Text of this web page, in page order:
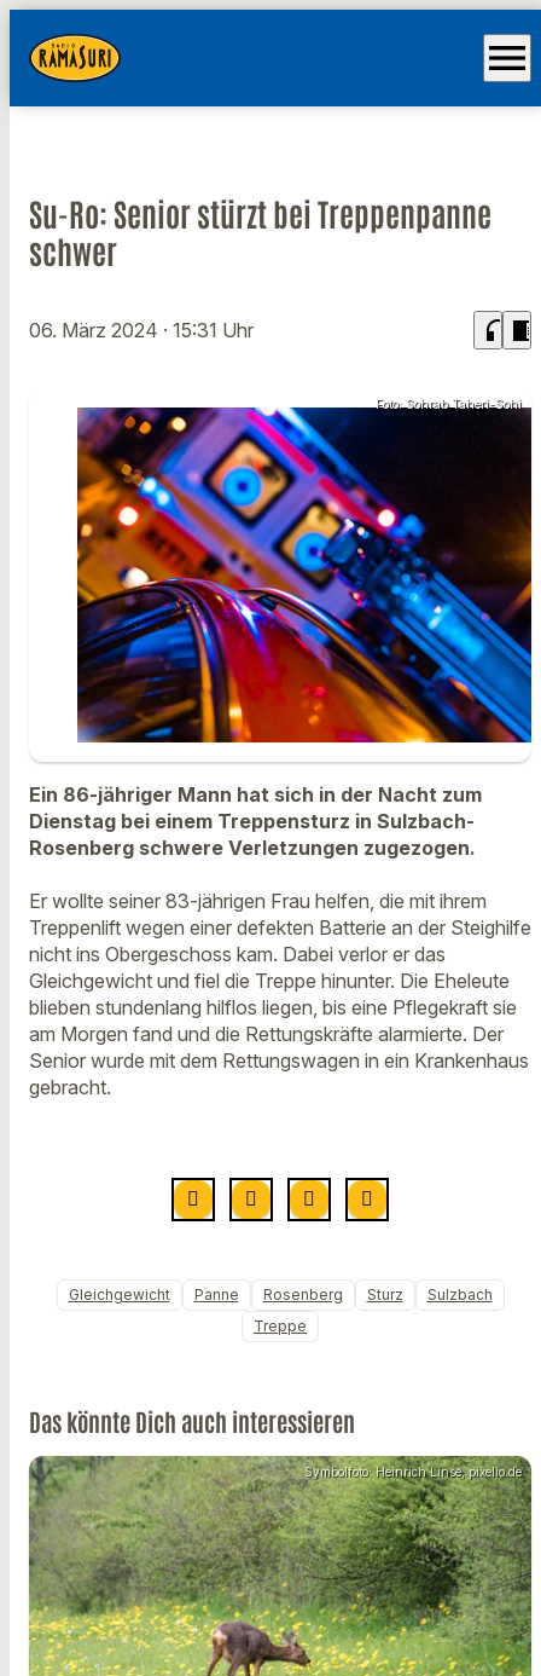
menu
Su-Ro: Senior stürzt bei Treppenpanne
schwer
06. März 2024 · 15:31 Uhr headphones chrome_reader_mode
Foto: Sohrab Taheri-Sohi
Ein 86-jähriger Mann hat sich in der Nacht zum
Dienstag bei einem Treppensturz in Sulzbach-
Rosenberg schwere Verletzungen zugezogen.
Er wollte seiner 83-jährigen Frau helfen, die mit ihrem
Treppenlift wegen einer defekten Batterie an der Steighilfe
nicht ins Obergeschoss kam. Dabei verlor er das
Gleichgewicht und fiel die Treppe hinunter. Die Eheleute
blieben stundenlang hilflos liegen, bis eine Pflegekraft sie
am Morgen fand und die Rettungskräfte alarmierte. Der
Senior wurde mit dem Rettungswagen in ein Krankenhaus
gebracht.
Gleichgewicht Panne Rosenberg Sturz
Sulzbach
Treppe
Das könnte Dich auch interessieren
Symbolfoto: Heinrich Linse, pixelio.de